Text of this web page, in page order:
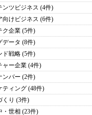
ンツビジネス (4件)
向けビジネス (6件)
ク企業 (5件)
データ (8件)
ド戦略 (5件)
ャー企業 (4件)
ンバー (2件)
ティング (48件)
くり (3件)
・世相 (23件)